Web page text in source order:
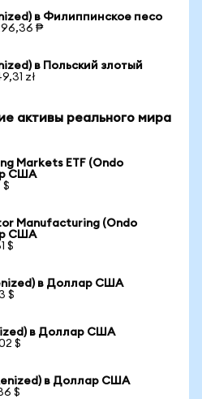
в Филиппинское песо
₱
в Польский злотый
zł
активы реального мира
Markets ETF (Ondo
США
$
Manufacturing (Ondo
США
$
в Доллар США
$
в Доллар США
$
в Доллар США
$